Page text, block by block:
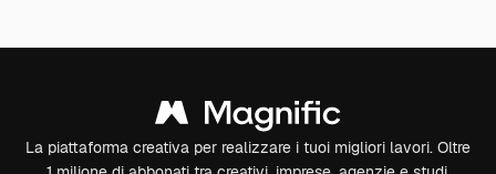
La piattaforma creativa per realizzare i tuoi migliori lavori. Oltre